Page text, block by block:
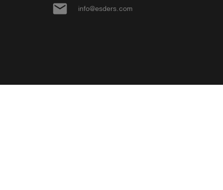
email info@esders.com